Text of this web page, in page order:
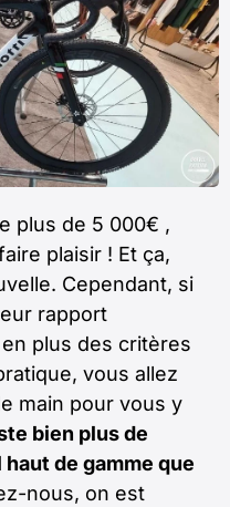
plus de 5 000€ ,
plaisir ! Et ça,
Cependant, si
rapport
plus des critères
vous allez
main pour vous y
bien plus de
de gamme que
nous, on est